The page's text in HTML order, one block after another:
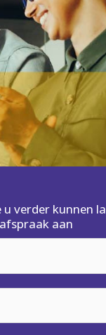
verder kunnen
aan